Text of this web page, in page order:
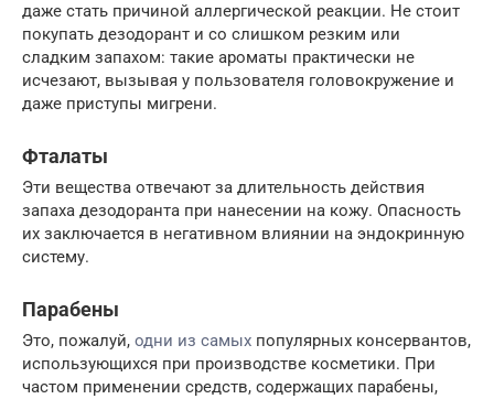
даже стать причиной аллергической реакции. Не стоит
покупать дезодорант и со слишком резким или
сладким запахом: такие ароматы практически не
исчезают, вызывая у пользователя головокружение и
даже приступы мигрени.
Фталаты
Эти вещества отвечают за длительность действия
запаха дезодоранта при нанесении на кожу. Опасность
их заключается в негативном влиянии на эндокринную
систему.
Парабены
Это, пожалуй, одни из самых популярных консервантов,
использующихся при производстве косметики. При
частом применении средств, содержащих парабены,